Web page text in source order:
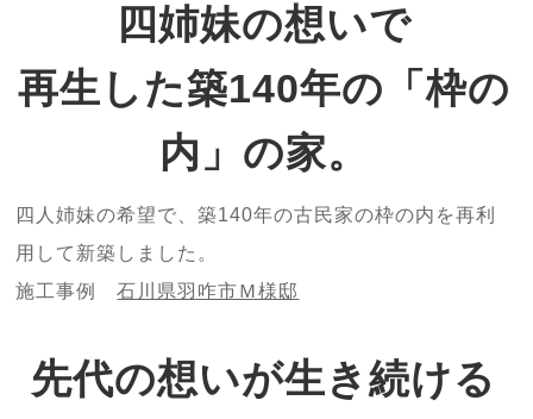
四姉妹の想いで
再生した築140年の「枠の
内」の家。
四人姉妹の希望で、築140年の古民家の枠の内を再利
用して新築しました。
施工事例石川県羽咋市Ｍ様邸
先代の想いが生き続ける